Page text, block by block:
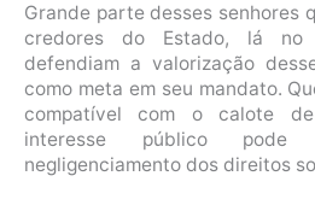
Grande parte desses senhores
credores do Estado, lá no
defendiam a valorização
como meta em seu mandato.
compatível com o calote
interesse público
negligenciamento dos direitos